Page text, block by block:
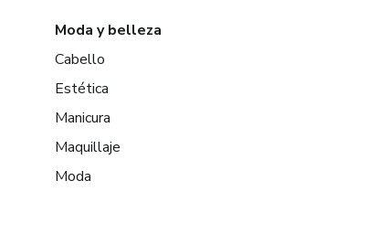
Moda y belleza
Cabello
Estética
Manicura
Maquillaje
Moda